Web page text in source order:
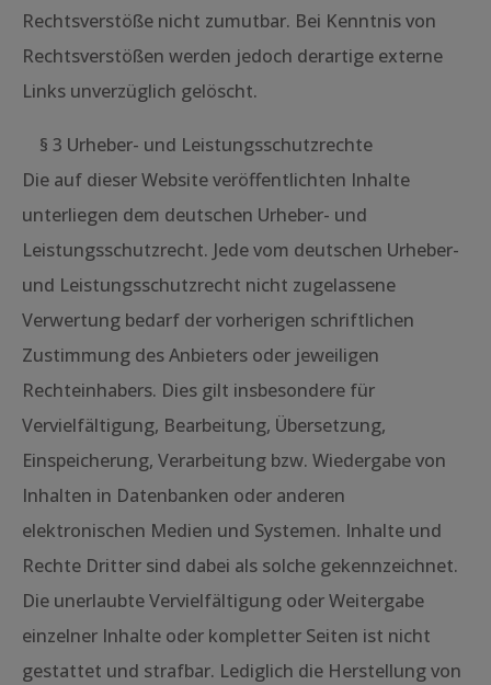
Rechtsverstöße nicht zumutbar. Bei Kenntnis von
Rechtsverstößen werden jedoch derartige externe
Links unverzüglich gelöscht.
§ 3 Urheber- und Leistungsschutzrechte
Die auf dieser Website veröffentlichten Inhalte
unterliegen dem deutschen Urheber- und
Leistungsschutzrecht. Jede vom deutschen Urheber-
und Leistungsschutzrecht nicht zugelassene
Verwertung bedarf der vorherigen schriftlichen
Zustimmung des Anbieters oder jeweiligen
Rechteinhabers. Dies gilt insbesondere für
Vervielfältigung, Bearbeitung, Übersetzung,
Einspeicherung, Verarbeitung bzw. Wiedergabe von
Inhalten in Datenbanken oder anderen
elektronischen Medien und Systemen. Inhalte und
Rechte Dritter sind dabei als solche gekennzeichnet.
Die unerlaubte Vervielfältigung oder Weitergabe
einzelner Inhalte oder kompletter Seiten ist nicht
gestattet und strafbar. Lediglich die Herstellung von